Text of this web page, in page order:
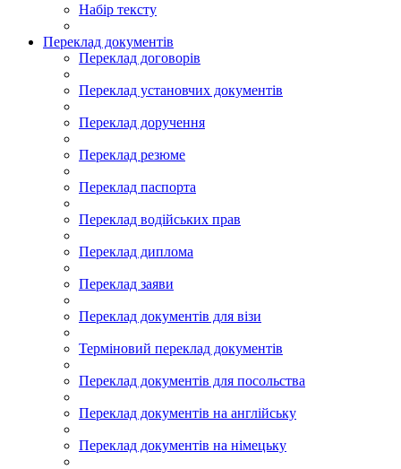
Набір тексту
Переклад документів
Переклад договорів
Переклад установчих документів
Переклад доручення
Переклад резюме
Переклад паспорта
Переклад водійських прав
Переклад диплома
Переклад заяви
Переклад документів для візи
Терміновий переклад документів
Переклад документів для посольства
Переклад документів на англійську
Переклад документів на німецьку